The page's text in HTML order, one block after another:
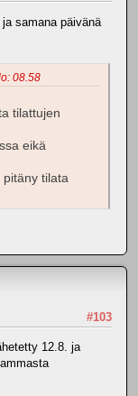
samana päivänä
08.58
tilattujen
eikä
pitäny tilata
#103
12.8. ja